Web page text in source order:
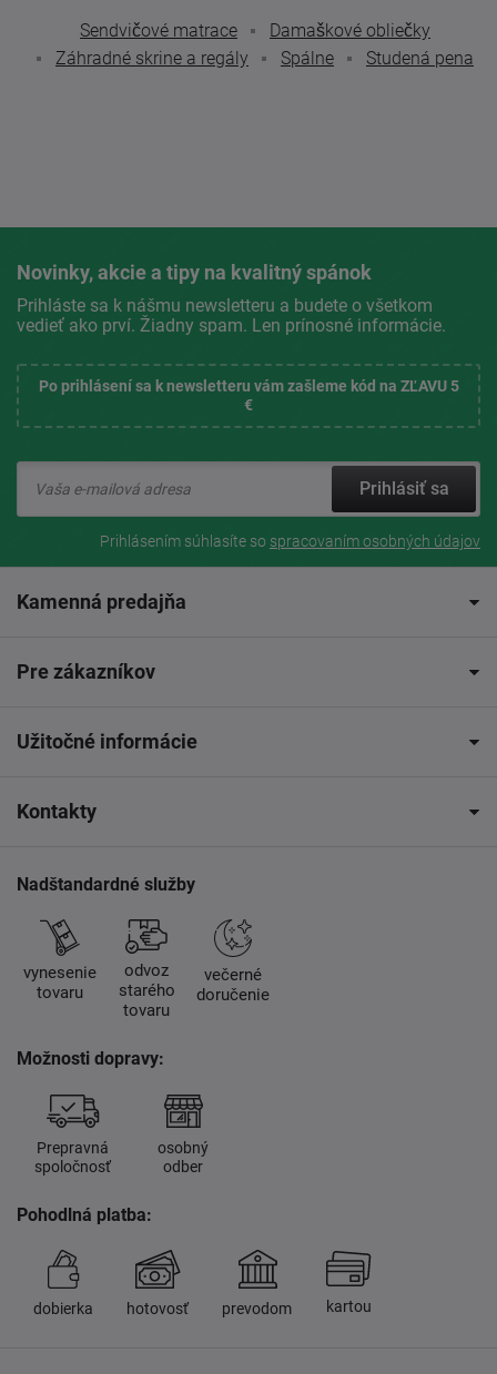
Sendvičové matrace
Damaškové obliečky
Záhradné skrine a regály
Spálne Studená pena
Novinky, akcie a tipy na kvalitný spánok
Prihláste sa k nášmu newsletteru a budete o všetkom
vedieť ako prví. Žiadny spam. Len prínosné informácie.
Po prihlásení sa k newsletteru vám zašleme kód na ZĽAVU 5
€
Prihlásiť sa
Prihlásením súhlasíte so spracovaním osobných údajov
Kamenná predajňa
Pre zákazníkov
Užitočné informácie
Kontakty
Nadštandardné služby
vynesenie
tovaru
odvoz
starého
tovaru
večerné
doručenie
Možnosti dopravy:
Prepravná
spoločnosť
osobný
odber
Pohodlná platba:
dobierka hotovosť prevodom kartou